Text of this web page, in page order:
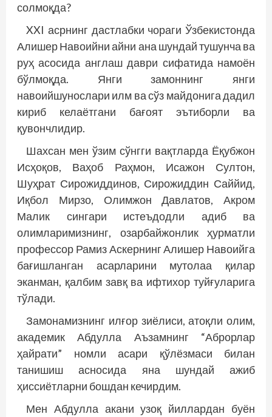
солмоқда?
XXI асрнинг дастлабки чораги Ўзбекистонда
Алишер Навоийни айни ана шундай тушунча ва
руҳ асосида англаш даври сифатида намоён
бўлмоқда. Янги замоннинг янги
навоийшунослари илм ва сўз майдонига дадил
кириб келаётгани бағоят эътиборли ва
қувончлидир.
Шахсан мен ўзим сўнгги вақтларда Ёқубжон
Исҳоқов, Ваҳоб Раҳмон, Исажон Султон,
Шуҳрат Сирожиддинов, Сирожиддин Саййид,
Иқбол Мирзо, Олимжон Давлатов, Акром
Малик сингари истеъдодли адиб ва
олимларимизнинг, озарбайжонлик ҳурматли
профессор Рамиз Аскернинг Алишер Навоийга
бағишланган асарларини мутолаа қилар
эканман, қалбим завқ ва ифтихор туйғуларига
тўлади.
Замонамизнинг илғор зиёлиси, атоқли олим,
академик Абдулла Аъзамнинг “Аброрлар
ҳайрати” номли асари қўлёзмаси билан
танишиш асносида яна шундай ажиб
ҳиссиётларни бошдан кечирдим.
Мен Абдулла акани узоқ йиллардан буён